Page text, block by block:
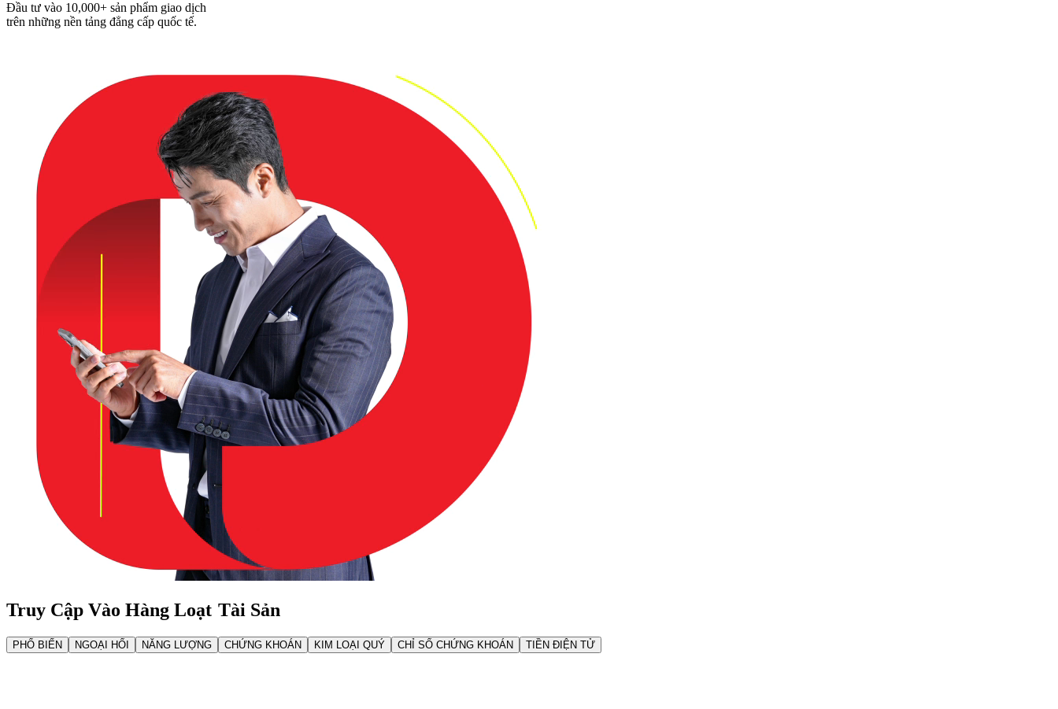
Đầu tư vào 10,000+ sản phẩm giao dịch
trên những nền tảng đẳng cấp quốc tế.
Truy Cập Vào Hàng Loạt Tài Sản
PHỔ BIẾN NGOẠI HỐI NĂNG LƯỢNG CHỨNG KHOÁN KIM LOẠI QUÝ CHỈ SỐ CHỨNG KHOÁN TIỀN ĐIỆN TỬ